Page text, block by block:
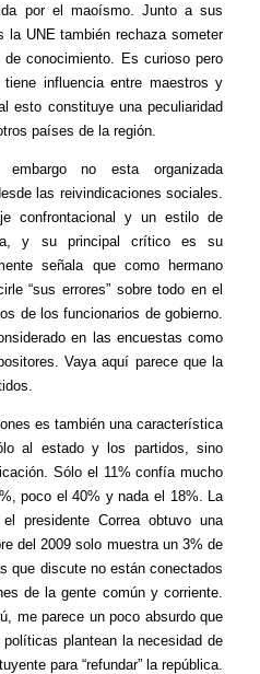
por el maoísmo. Junto a sus
la UNE también rechaza someter
conocimiento. Es curioso pero
influencia entre maestros y
esto constituye una peculiaridad
países de la región.
no esta organizada
las reivindicaciones sociales.
confrontacional y un estilo de
y su principal crítico es su
señala que como hermano
“sus errores” sobre todo en el
de los funcionarios de gobierno.
en las encuestas como
Vaya aquí parece que la
es también una característica
al estado y los partidos, sino
Sólo el 11% confía mucho
poco el 40% y nada el 18%. La
presidente Correa obtuvo una
del 2009 solo muestra un 3% de
que discute no están conectados
de la gente común y corriente.
me parece un poco absurdo que
plantean la necesidad de
para “refundar” la república.